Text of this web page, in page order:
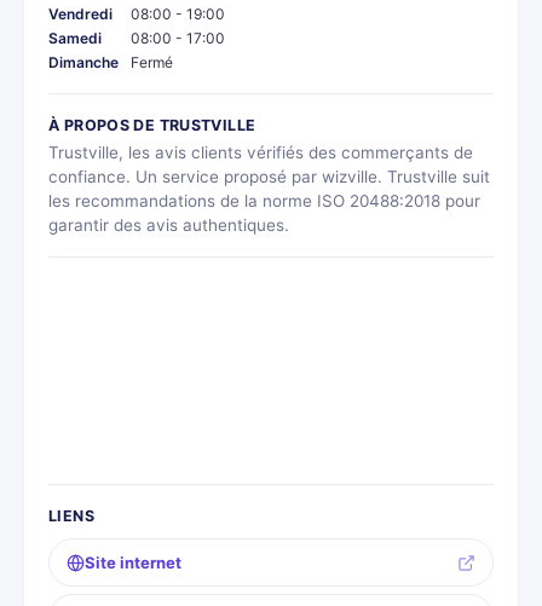
Vendredi
08:00 - 19:00
Samedi
08:00 - 17:00
Dimanche
Fermé
À PROPOS DE TRUSTVILLE
Trustville, les avis clients vérifiés des commerçants de
confiance. Un service proposé par wizville. Trustville suit
les recommandations de la norme ISO 20488:2018 pour
garantir des avis authentiques.
LIENS
Site internet